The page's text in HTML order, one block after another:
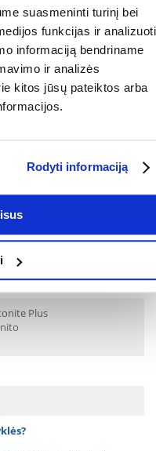
suasmeninti turinį bei
funkcijas ir analizuoti
informaciją bendriname
ir analizės
kitos jūsų pateiktos arba
Rodyti informaciją
už kraiko dėžutės. Jis turi
visoms katėms.
Pripildykite
5 cm aukščio, priklausomai
kraiko dalis reikia pašalinti,
mėnesį rekomenduojama
Dėmesio! Bentonito žvyro
užkimšti nuotekų sistemą.
4 kg
Plus